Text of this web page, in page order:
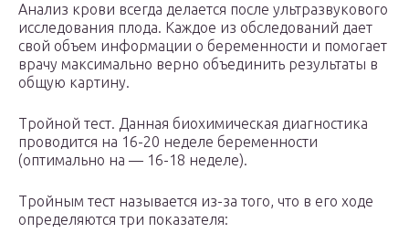
Анализ крови всегда делается после ультразвукового
исследования плода. Каждое из обследований дает
свой объем информации о беременности и помогает
врачу максимально верно объединить результаты в
общую картину.
Тройной тест. Данная биохимическая диагностика
проводится на 16-20 неделе беременности
(оптимально на — 16-18 неделе).
Тройным тест называется из-за того, что в его ходе
определяются три показателя: